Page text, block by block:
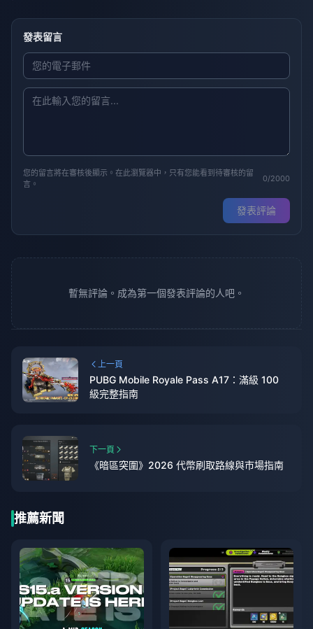
發表留言
您的留言將在審核後顯示。在此瀏覽器中，只有您能看到待審核的留
言。
0/2000
發表評論
暫無評論。成為第一個發表評論的人吧。
上一頁
PUBG Mobile Royale Pass A17：滿級 100
級完整指南
下一頁
《暗區突圍》2026 代幣刷取路線與市場指南
推薦新聞